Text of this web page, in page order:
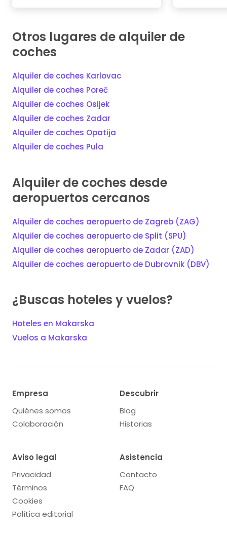
Otros lugares de alquiler de
coches
Alquiler de coches Karlovac
Alquiler de coches Poreč
Alquiler de coches Osijek
Alquiler de coches Zadar
Alquiler de coches Opatija
Alquiler de coches Pula
Alquiler de coches desde
aeropuertos cercanos
Alquiler de coches aeropuerto de Zagreb (ZAG)
Alquiler de coches aeropuerto de Split (SPU)
Alquiler de coches aeropuerto de Zadar (ZAD)
Alquiler de coches aeropuerto de Dubrovnik (DBV)
¿Buscas hoteles y vuelos?
Hoteles en Makarska
Vuelos a Makarska
Empresa
Quiénes somos
Colaboración
Descubrir
Blog
Historias
Aviso legal
Privacidad
Términos
Cookies
Política editorial
Asistencia
Contacto
FAQ